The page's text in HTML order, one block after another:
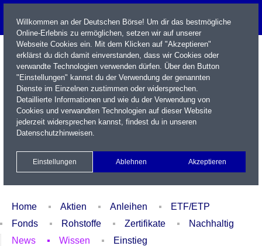
Name / WKN / ISIN / Kürzel
Xetra Realtime
Watchlist Portfolio Login
Home Aktien Anleihen
ETF/ETP
Fonds
Rohstoffe Zertifikate
Nachhaltig
News
Wissen Einstieg
Willkommen an der Deutschen Börse! Um dir das bestmögliche
Online-Erlebnis zu ermöglichen, setzen wir auf unserer
Webseite Cookies ein. Mit dem Klicken auf "Akzeptieren"
erklärst du dich damit einverstanden, dass wir Cookies oder
verwandte Technologien verwenden dürfen. Über den Button
"Einstellungen" kannst du der Verwendung der genannten
Dienste im Einzelnen zustimmen oder widersprechen.
Detaillierte Informationen und wie du der Verwendung von
Cookies und verwandten Technologien auf dieser Website
jederzeit widersprechen kannst, findest du in unseren
Datenschutzhinweisen.
Einstellungen Ablehnen Akzeptieren